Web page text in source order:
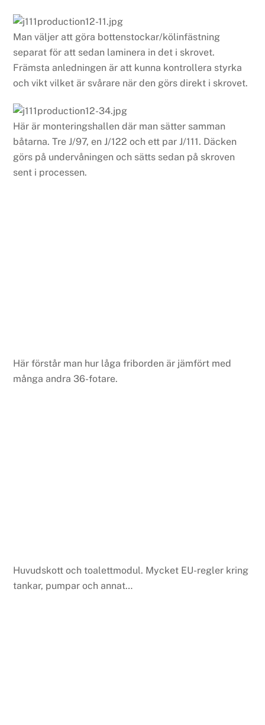
Man väljer att göra bottenstockar/kölinfästning
separat för att sedan laminera in det i skrovet.
Främsta anledningen är att kunna kontrollera styrka
och vikt vilket är svårare när den görs direkt i skrovet.
Här är monteringshallen där man sätter samman
båtarna. Tre J/97, en J/122 och ett par J/111. Däcken
görs på undervåningen och sätts sedan på skroven
sent i processen.
Här förstår man hur låga friborden är jämfört med
många andra 36-fotare.
Huvudskott och toalettmodul. Mycket EU-regler kring
tankar, pumpar och annat…